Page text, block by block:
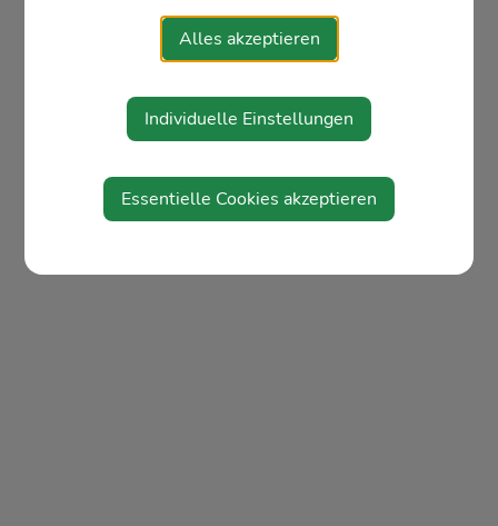
Alles akzeptieren
Individuelle Einstellungen
Essentielle Cookies akzeptieren